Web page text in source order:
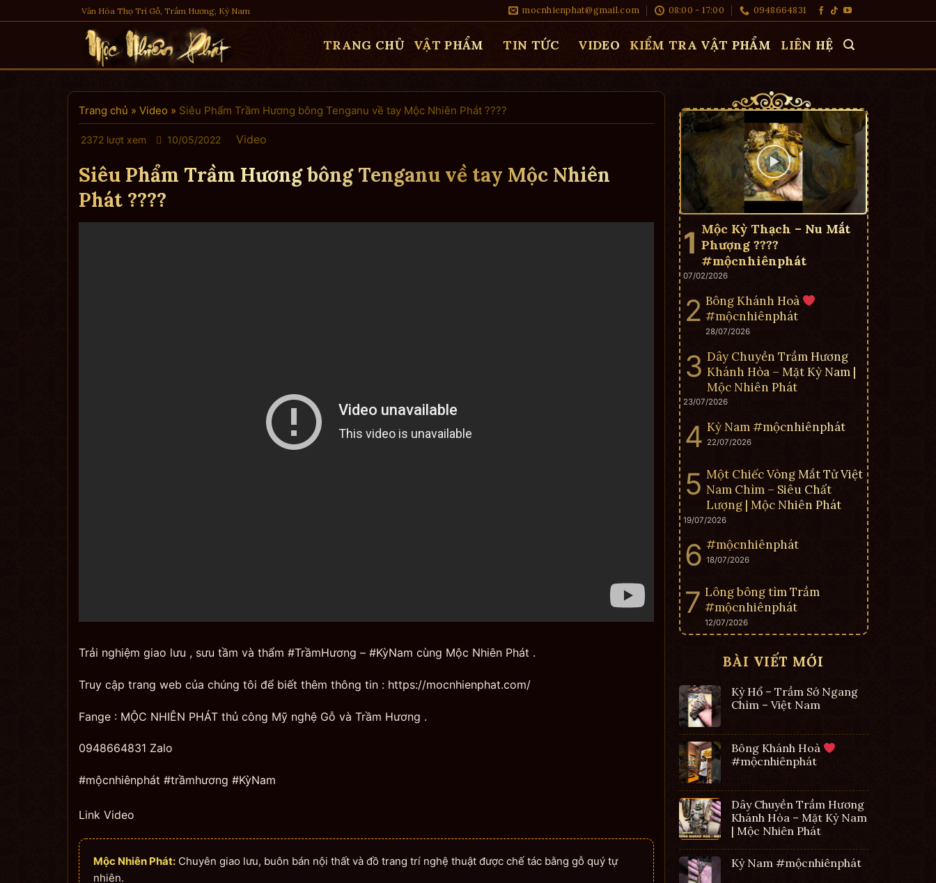
to
Văn Hóa Thọ Trì Gỗ, Trầm Hương, Kỳ Nam mocnhienphat@gmail.com 08:00 - 17:00 0948664831
TRANG CHỦ VẬT PHẨM TIN TỨC VIDEO KIỂM TRA VẬT PHẨM LIÊN HỆ
Trang chủ » Video » Siêu Phẩm Trầm Hương bông Tenganu về tay Mộc Nhiên Phát ????
2372 lượt xem 10/05/2022 Video
Siêu Phẩm Trầm Hương bông Tenganu về tay Mộc Nhiên
Phát ????
Trải nghiệm giao lưu , sưu tầm và thẩm #TrầmHương – #KỳNam cùng Mộc Nhiên Phát .
Truy cập trang web của chúng tôi để biết thêm thông tin : https://mocnhienphat.com/
Fange : MỘC NHIÊN PHÁT thủ công Mỹ nghệ Gỗ và Trầm Hương .
0948664831 Zalo
#mộcnhiênphát #trầmhương #KỳNam
Link Video
Mộc Nhiên Phát: Chuyên giao lưu, buôn bán nội thất và đồ trang trí nghệ thuật được chế tác bằng gỗ quý tự
nhiên.
Mộc Kỳ Thạch – Nu Mắt
Phượng ????
#mộcnhiênphát
07/02/2026
Bông Khánh Hoà
#mộcnhiênphát
28/07/2026
Dây Chuyền Trầm Hương
Khánh Hòa – Mặt Kỳ Nam |
Mộc Nhiên Phát
23/07/2026
Kỳ Nam #mộcnhiênphát
22/07/2026
Một Chiếc Vòng Mắt Tử Việt
Nam Chìm – Siêu Chất
Lượng | Mộc Nhiên Phát
19/07/2026
#mộcnhiênphát
18/07/2026
Lông bông tìm Trầm
#mộcnhiênphát
12/07/2026
BÀI VIẾT MỚI
Kỳ Hổ – Trầm Sớ Ngang
Chìm – Việt Nam
Bông Khánh Hoà
#mộcnhiênphát
Dây Chuyền Trầm Hương
Khánh Hòa – Mặt Kỳ Nam
| Mộc Nhiên Phát
Kỳ Nam #mộcnhiênphát